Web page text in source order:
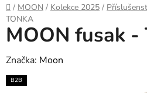
Domů
/ MOON / Kolekce 2025 /
TONKA
MOON fusak -
Značka: Moon
B2B